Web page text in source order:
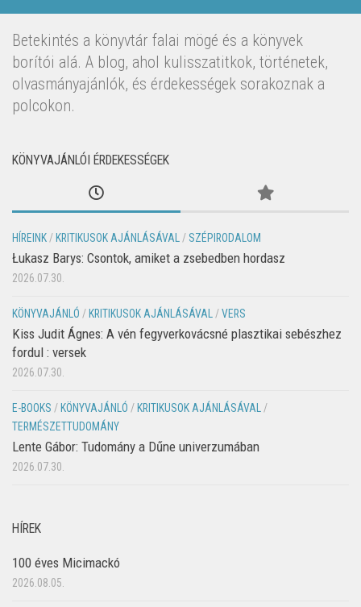
Betekintés a könyvtár falai mögé és a könyvek
borítói alá. A blog, ahol kulisszatitkok, történetek,
olvasmányajánlók, és érdekességek sorakoznak a
polcokon.
KÖNYVAJÁNLÓI ÉRDEKESSÉGEK
HÍREINK/ KRITIKUSOK AJÁNLÁSÁVAL/ SZÉPIRODALOM
Łukasz Barys: Csontok, amiket a zsebedben hordasz
2026.07.30.
KÖNYVAJÁNLÓ / KRITIKUSOK AJÁNLÁSÁVAL/VERS
Kiss Judit Ágnes: A vén fegyverkovácsné plasztikai sebészhez
fordul : versek
2026.07.30.
E-BOOKS / KÖNYVAJÁNLÓ / KRITIKUSOK AJÁNLÁSÁVAL/
TERMÉSZETTUDOMÁNY
Lente Gábor: Tudomány a Dűne univerzumában
2026.07.30.
HÍREK
100 éves Micimackó
2026.08.05.